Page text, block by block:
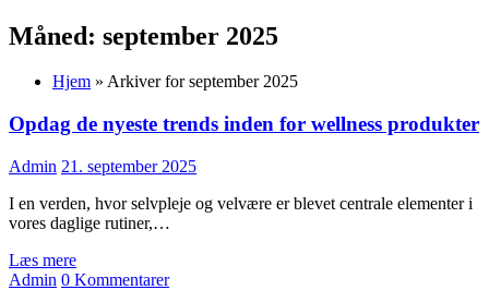
Måned: september 2025
Hjem » Arkiver for september 2025
Opdag de nyeste trends inden for wellness produkter
Admin 21. september 2025
I en verden, hvor selvpleje og velvære er blevet centrale elementer i
vores daglige rutiner,…
Læs mere
Admin 0 Kommentarer